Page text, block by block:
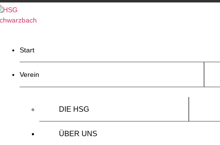
Zum
Inhalt
Start
Verein
DIE HSG
ÜBER UNS